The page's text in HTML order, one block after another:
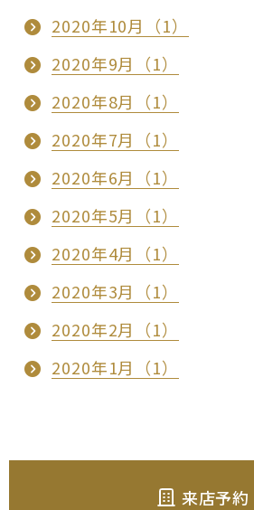
2020年10月（1）
2020年9月（1）
2020年8月（1）
2020年7月（1）
2020年6月（1）
2020年5月（1）
2020年4月（1）
2020年3月（1）
2020年2月（1）
2020年1月（1）
来店予約